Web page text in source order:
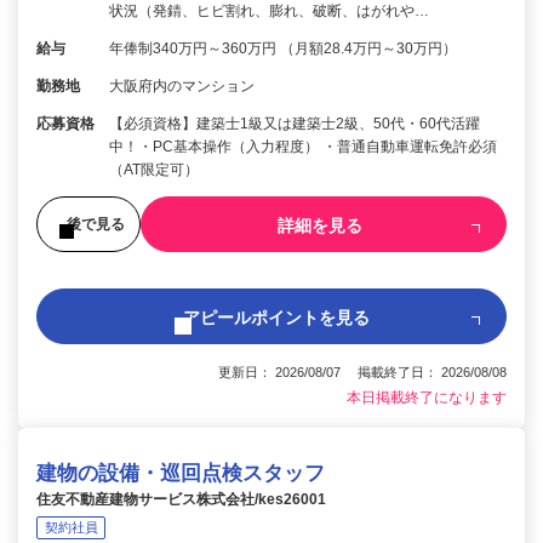
状況（発錆、ヒビ割れ、膨れ、破断、はがれや…
給与 年俸制340万円～360万円 （月額28.4万円～30万円）
勤務地 大阪府内のマンション
応募資格
【必須資格】建築士1級又は建築士2級、50代・60代活躍
中！・PC基本操作（入力程度） ・普通自動車運転免許必須
（AT限定可）
後で見る 詳細を見る
アピールポイントを見る
更新日： 2026/08/07 掲載終了日： 2026/08/08
本日掲載終了になります
建物の設備・巡回点検スタッフ
住友不動産建物サービス株式会社/kes26001
契約社員